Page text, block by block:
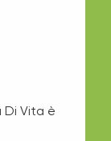
Di Vita è